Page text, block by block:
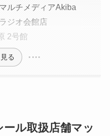
ルチメディアAkiba
ジオ会館店
2号館
る
ル取扱店舗マッ